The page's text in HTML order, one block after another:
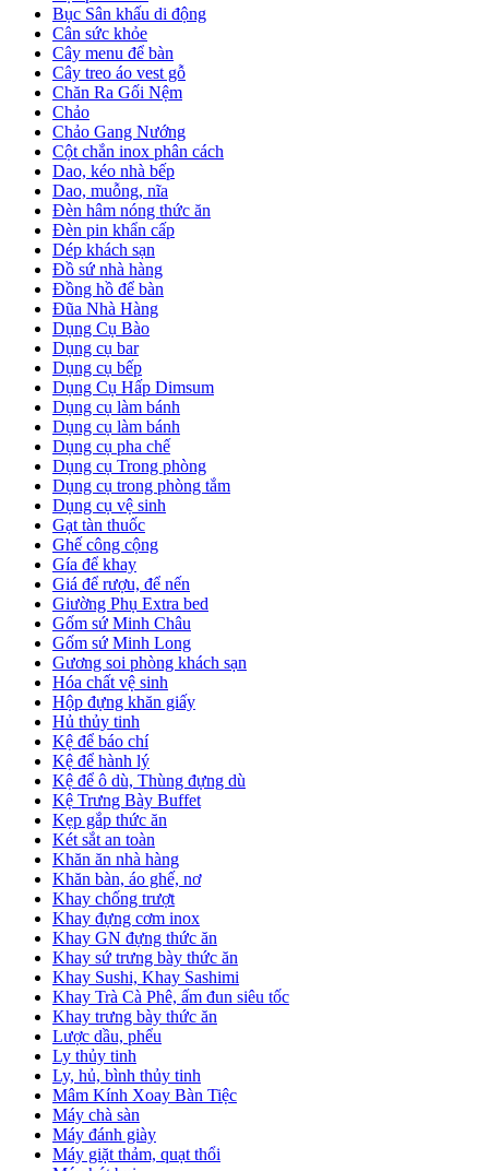
Bục Sân khấu di động
Cân sức khỏe
Cây menu để bàn
Cây treo áo vest gỗ
Chăn Ra Gối Nệm
Chảo
Chảo Gang Nướng
Cột chắn inox phân cách
Dao, kéo nhà bếp
Dao, muỗng, nĩa
Đèn hâm nóng thức ăn
Đèn pin khẩn cấp
Dép khách sạn
Đồ sứ nhà hàng
Đồng hồ để bàn
Đũa Nhà Hàng
Dụng Cụ Bào
Dụng cụ bar
Dụng cụ bếp
Dụng Cụ Hấp Dimsum
Dụng cụ làm bánh
Dụng cụ làm bánh
Dụng cụ pha chế
Dụng cụ Trong phòng
Dụng cụ trong phòng tắm
Dụng cụ vệ sinh
Gạt tàn thuốc
Ghế công cộng
Gía để khay
Giá để rượu, để nến
Giường Phụ Extra bed
Gốm sứ Minh Châu
Gốm sứ Minh Long
Gương soi phòng khách sạn
Hóa chất vệ sinh
Hộp đựng khăn giấy
Hủ thủy tinh
Kệ để báo chí
Kệ để hành lý
Kệ để ô dù, Thùng đựng dù
Kệ Trưng Bày Buffet
Kẹp gắp thức ăn
Két sắt an toàn
Khăn ăn nhà hàng
Khăn bàn, áo ghế, nơ
Khay chống trượt
Khay đựng cơm inox
Khay GN đựng thức ăn
Khay sứ trưng bày thức ăn
Khay Sushi, Khay Sashimi
Khay Trà Cà Phê, ấm đun siêu tốc
Khay trưng bày thức ăn
Lược dầu, phểu
Ly thủy tinh
Ly, hủ, bình thủy tinh
Mâm Kính Xoay Bàn Tiệc
Máy chà sàn
Máy đánh giày
Máy giặt thảm, quạt thổi